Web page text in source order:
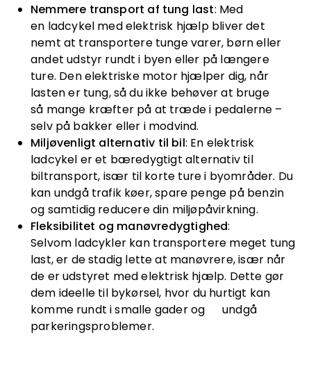
Nemmere transport af tung last: Med
en ladcykel med elektrisk hjælp bliver det
nemt at transportere tunge varer, børn eller
andet udstyr rundt i byen eller på længere
ture. Den elektriske motor hjælper dig, når
lasten er tung, så du ikke behøver at bruge
så mange kræfter på at træde i pedalerne –
selv på bakker eller i modvind.
Miljøvenligt alternativ til bil: En elektrisk
ladcykel er et bæredygtigt alternativ til
biltransport, især til korte ture i byområder. Du
kan undgå trafik køer, spare penge på benzin
og samtidig reducere din miljøpåvirkning.
Fleksibilitet og manøvredygtighed:
Selvom ladcykler kan transportere meget tung
last, er de stadig lette at manøvrere, især når
de er udstyret med elektrisk hjælp. Dette gør
dem ideelle til bykørsel, hvor du hurtigt kan
komme rundt i smalle gader og undgå
parkeringsproblemer.